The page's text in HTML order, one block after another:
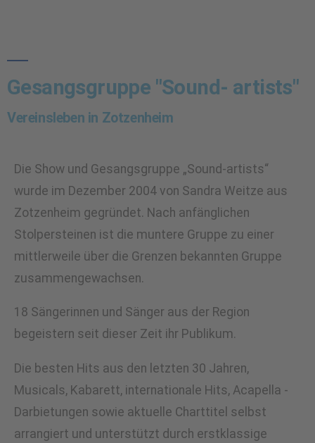
Gesangsgruppe "Sound- artists"
Vereinsleben in Zotzenheim
Die Show und Gesangsgruppe „Sound-artists“
wurde im Dezember 2004 von Sandra Weitze aus
Zotzenheim gegründet. Nach anfänglichen
Stolpersteinen ist die muntere Gruppe zu einer
mittlerweile über die Grenzen bekannten Gruppe
zusammengewachsen.
18 Sängerinnen und Sänger aus der Region
begeistern seit dieser Zeit ihr Publikum.
Die besten Hits aus den letzten 30 Jahren,
Musicals, Kabarett, internationale Hits, Acapella -
Darbietungen sowie aktuelle Charttitel selbst
arrangiert und unterstützt durch erstklassige